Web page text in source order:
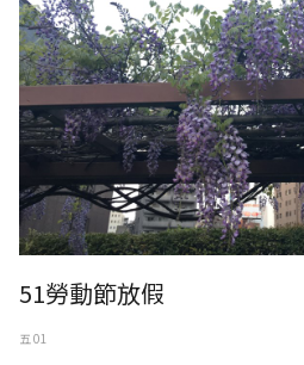
51勞動節放假
五 01